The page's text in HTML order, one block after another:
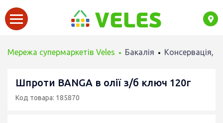
Мережа супермаркетів Veles Бакалія Консервація,
Шпроти BANGA в олії з/б ключ 120г
Код товара: 185870